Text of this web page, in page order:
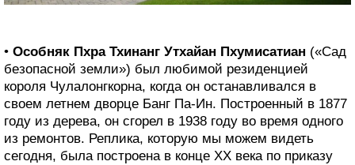
• Особняк Пхра Тхинанг Утхайан Пхумисатиан («Сад
безопасной земли») был любимой резиденцией
короля Чулалонгкорна, когда он останавливался в
своем летнем дворце Банг Па-Ин. Построенный в 1877
году из дерева, он сгорел в 1938 году во время одного
из ремонтов. Реплика, которую мы можем видеть
сегодня, была построена в конце XX века по приказу